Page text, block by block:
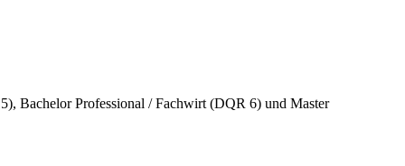
Bachelor Professional / Fachwirt (DQR 6) und Master